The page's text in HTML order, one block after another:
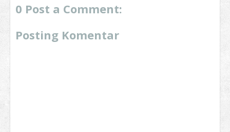
0 Post a Comment:
Posting Komentar